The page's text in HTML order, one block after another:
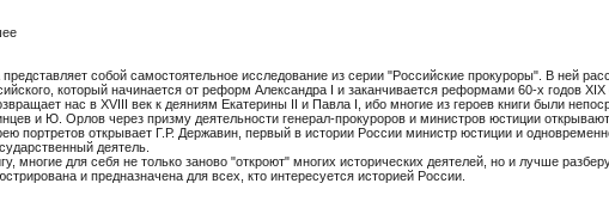
собой самостоятельное исследование из серии "Российские прокуроры". В ней
который начинается от реформ Александра I и заканчивается реформами 60-х годов
нас в XVIII век к деяниям Екатерины II и Павла I, ибо многие из героев книги были
и Ю. Орлов через призму деятельности генерал-прокуроров и министров юстиции
портретов открывает Г.Р. Державин, первый в истории России министр юстиции и
деятель.
многие для себя не только заново "откроют" многих исторических деятелей, но и лучше
и предназначена для всех, кто интересуется историей России.